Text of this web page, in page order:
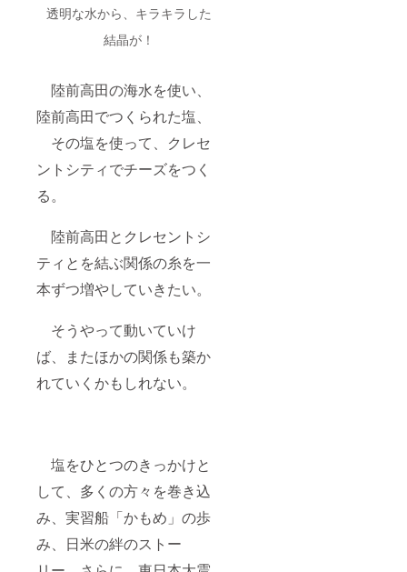
透明な水から、キラキラした
結晶が！
陸前高田の海水を使い、
陸前高田でつくられた塩、
その塩を使って、クレセ
ントシティでチーズをつく
る。
陸前高田とクレセントシ
ティとを結ぶ関係の糸を一
本ずつ増やしていきたい。
そうやって動いていけ
ば、またほかの関係も築か
れていくかもしれない。
塩をひとつのきっかけと
して、多くの方々を巻き込
み、実習船「かもめ」の歩
み、日米の絆のストー